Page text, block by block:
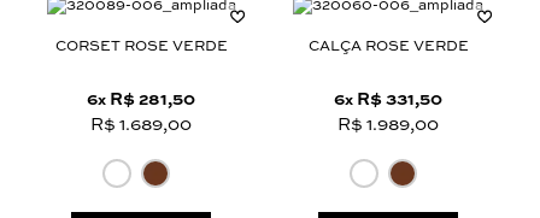
CORSET ROSE VERDE
6x R$ 281,50
R$ 1.689,00
CALÇA ROSE VERDE
6x R$ 331,50
R$ 1.989,00